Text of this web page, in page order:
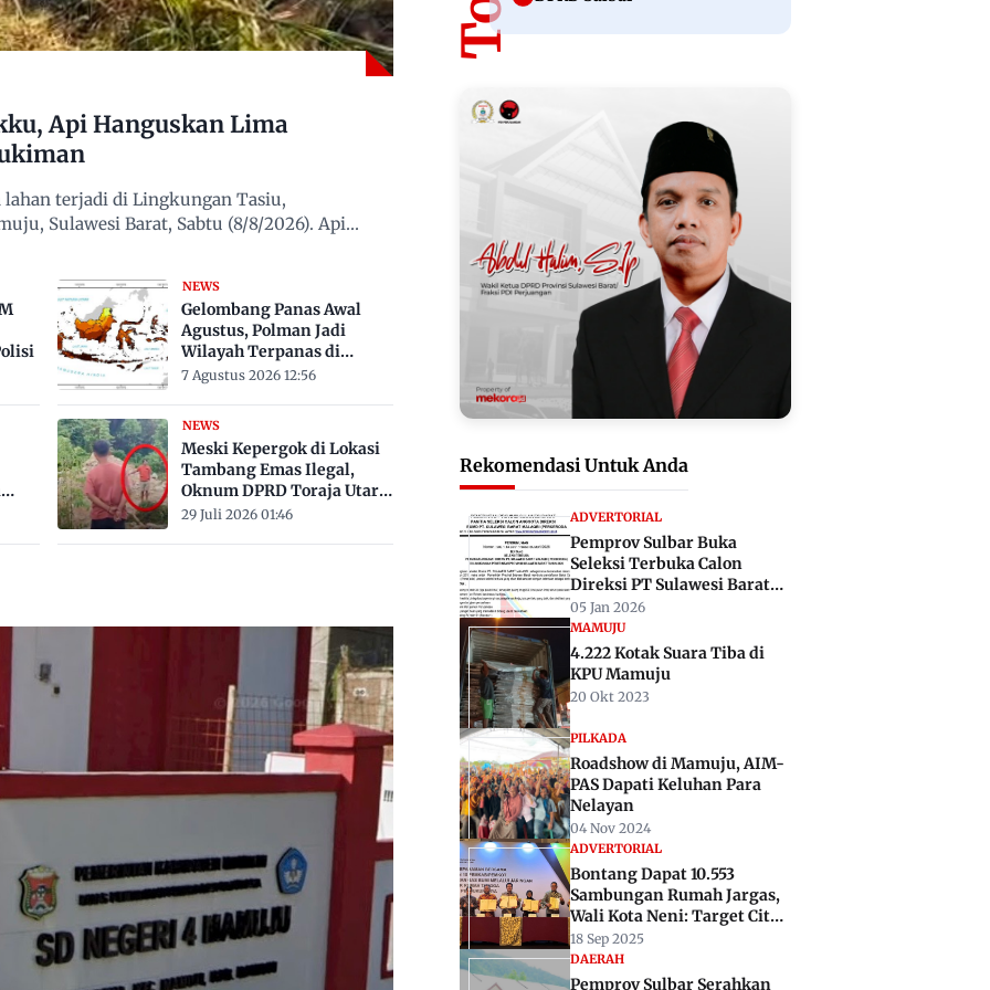
Api Hanguskan Lima
lahan terjadi di Lingkungan Tasiu,
Sulawesi Barat, Sabtu (8/8/2026). Api
NEWS
Gelombang Panas Awal
Agustus, Polman Jadi
Wilayah Terpanas di
Sulbar Suhu Lebih Dari 33
7 Agustus 2026 12:56
NEWS
Meski Kepergok di Lokasi
Tambang Emas Ilegal,
Oknum DPRD Toraja Utara
Belum Jadi Tersangka
29 Juli 2026 01:46
Rekomendasi Untuk Anda
ADVERTORIAL
Pemprov Sulbar Buka
Seleksi Terbuka Calon
Direksi PT Sulawesi Barat
Malaqbi Tahun 2026
05 Jan 2026
MAMUJU
4.222 Kotak Suara Tiba di
KPU Mamuju
20 Okt 2023
PILKADA
Roadshow di Mamuju, AIM-
PAS Dapati Keluhan Para
Nelayan
04 Nov 2024
ADVERTORIAL
Bontang Dapat 10.553
Sambungan Rumah Jargas,
Wali Kota Neni: Target City
Gas Segera Terwujud
18 Sep 2025
DAERAH
Pemprov Sulbar Serahkan